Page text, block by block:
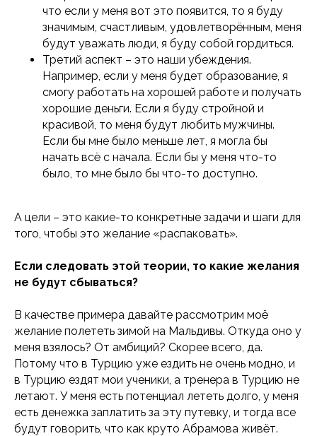
что если у меня вот это появится, то я буду
значимым, счастливым, удовлетворённым, меня
будут уважать люди, я буду собой гордиться.
Третий аспект – это наши убеждения.
Например, если у меня будет образование, я
смогу работать на хорошей работе и получать
хорошие деньги. Если я буду стройной и
красивой, то меня будут любить мужчины.
Если бы мне было меньше лет, я могла бы
начать всё с начала. Если бы у меня что-то
было, то мне было бы что-то доступно.
А цели – это какие-то конкретные задачи и шаги для
того, чтобы это желание «распаковать».
Если следовать этой теории, то какие желания
не будут сбываться?
В качестве примера давайте рассмотрим моё
желание полететь зимой на Мальдивы. Откуда оно у
меня взялось? От амбиций? Скорее всего, да.
Потому что в Турцию уже ездить не очень модно, и
в Турцию ездят мои ученики, а тренера в Турцию не
летают. У меня есть потенциал лететь долго, у меня
есть денежка заплатить за эту путевку, и тогда все
будут говорить, что как круто Абрамова живёт.